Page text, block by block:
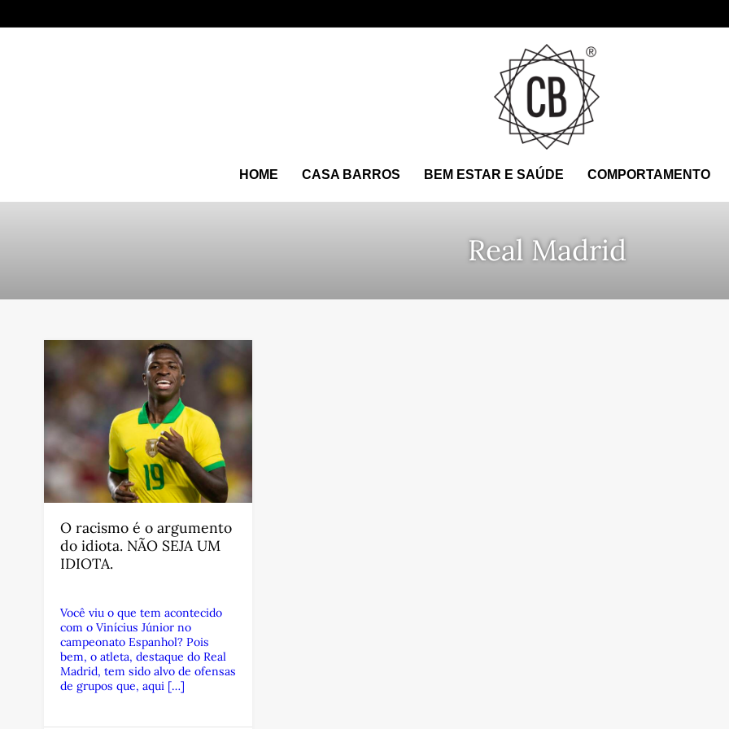
HOME CASA BARROS BEM ESTAR E SAÚDE COMPORTAMENTO
Real Madrid
O racismo é o argumento
do idiota. NÃO SEJA UM
IDIOTA.
Você viu o que tem acontecido
com o Vinícius Júnior no
campeonato Espanhol? Pois
bem, o atleta, destaque do Real
Madrid, tem sido alvo de ofensas
de grupos que, aqui […]